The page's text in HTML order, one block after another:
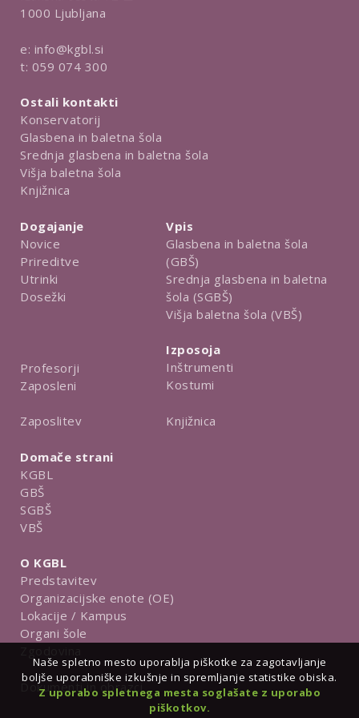
1000 Ljubljana
e: info@kgbl.si
t: 059 074 300
Ostali kontakti
Konservatorij
Glasbena in baletna šola
Srednja glasbena in baletna šola
Višja baletna šola
Knjižnica
Dogajanje
Novice
Prireditve
Utrinki
Dosežki
Profesorji
Zaposleni
Zaposlitev
Vpis
Glasbena in baletna šola
(GBŠ)
Srednja glasbena in baletna
šola (SGBŠ)
Višja baletna šola (VBŠ)
Izposoja
Inštrumenti
Kostumi
Knjižnica
Domače strani
KGBL
GBŠ
SGBŠ
VBŠ
O KGBL
Predstavitev
Organizacijske enote (OE)
Lokacije / Kampus
Organi šole
Dokumenti in obrazci
Naše spletno mesto uporablja piškotke za zagotavljanje
boljše uporabniške izkušnje in spremljanje statistike obiska.
Z uporabo spletnega mesta soglašate z uporabo
piškotkov.